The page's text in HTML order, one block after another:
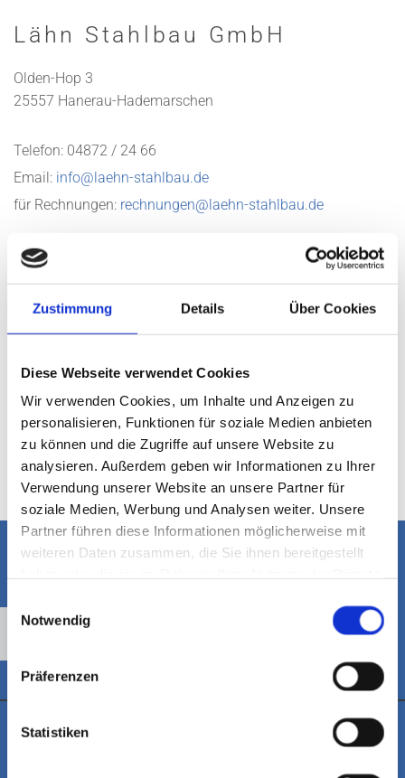
Zustimmung Details Über Cookies
Diese Webseite verwendet Cookies
Wir verwenden Cookies, um Inhalte und Anzeigen zu
personalisieren, Funktionen für soziale Medien anbieten
zu können und die Zugriffe auf unsere Website zu
analysieren. Außerdem geben wir Informationen zu Ihrer
Verwendung unserer Website an unsere Partner für
soziale Medien, Werbung und Analysen weiter. Unsere
Partner führen diese Informationen möglicherweise mit
weiteren Daten zusammen, die Sie ihnen bereitgestellt
Notwendig
Präferenzen
Statistiken
Lähn Stahlbau GmbH
Olden-Hop 3
25557 Hanerau-Hademarschen
Telefon: 04872 / 24 66
Email: info@laehn-stahlbau.de
für Rechnungen: rechnungen@laehn-stahlbau.de
Geschäftszeiten
Dienstag
Mittwoch
07:00 - 16:00
Donnerstag
07:00 - 16:00
Freitag
07:00 - 13:00